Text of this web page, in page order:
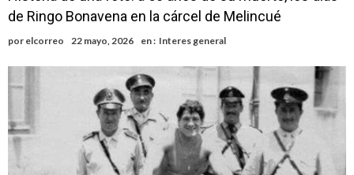
de Ringo Bonavena en la cárcel de Melincué
por elcorreo 22 mayo, 2026 en : Interes general